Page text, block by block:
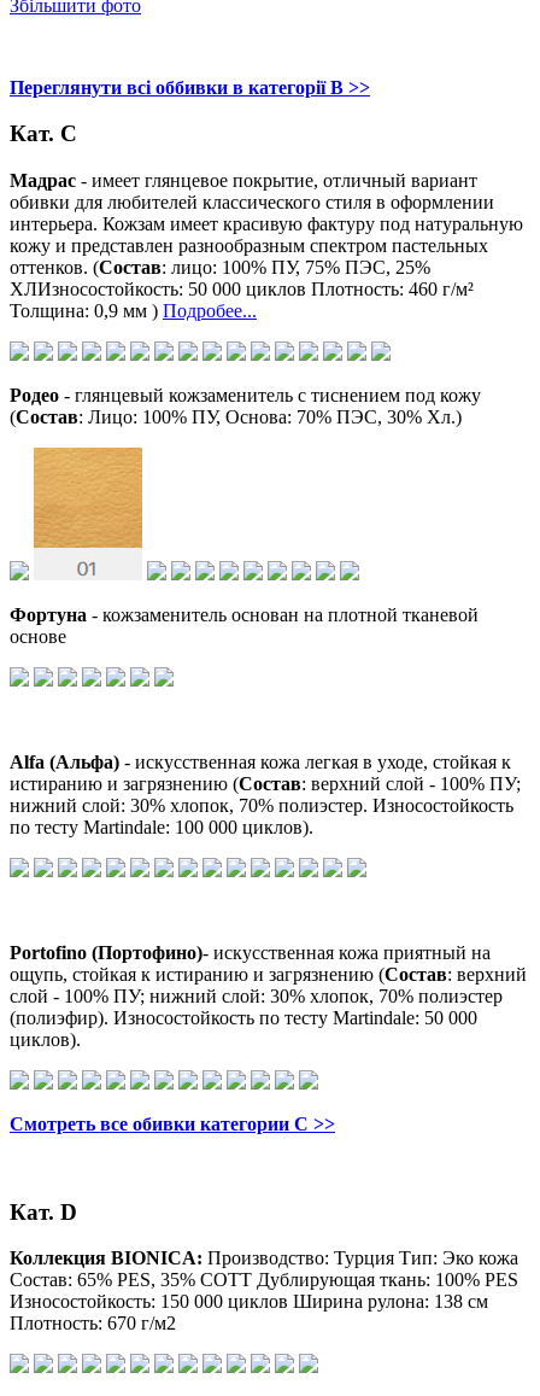
Збільшити фото
Переглянути всі оббивки в категорії В >>
Кат. С
Мадрас - имеет глянцевое покрытие, отличный вариант
обивки для любителей классического стиля в оформлении
интерьера. Кожзам имеет красивую фактуру под натуральную
кожу и представлен разнообразным спектром пастельных
оттенков. (Состав: лицо: 100% ПУ, 75% ПЭС, 25%
ХЛИзносостойкость: 50 000 циклов Плотность: 460 г/м²
Толщина: 0,9 мм ) Подробее...
Родео - глянцевый кожзаменитель с тиснением под кожу
(Состав: Лицо: 100% ПУ, Основа: 70% ПЭС, 30% Хл.)
Фортуна - кожзаменитель основан на плотной тканевой
основе
Alfa (Альфа) - искусственная кожа легкая в уходе, стойкая к
истиранию и загрязнению (Состав: верхний слой - 100% ПУ;
нижний слой: 30% хлопок, 70% полиэстер. Износостойкость
по тесту Martindale: 100 000 циклов).
Portofino (Портофино)- искусственная кожа приятный на
ощупь, стойкая к истиранию и загрязнению (Состав: верхний
слой - 100% ПУ; нижний слой: 30% хлопок, 70% полиэстер
(полиэфир). Износостойкость по тесту Martindale: 50 000
циклов).
Смотреть все обивки категории C >>
Кат. D
Коллекция BIONICA: Производство: Турция Тип: Эко кожа
Состав: 65% PES, 35% COTT Дублирующая ткань: 100% PES
Износостойкость: 150 000 циклов Ширина рулона: 138 см
Плотность: 670 г/м2